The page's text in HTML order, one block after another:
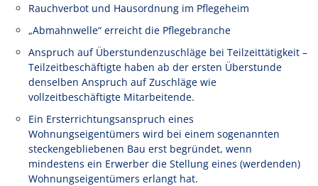
Rauchverbot und Hausordnung im Pflegeheim
„Abmahnwelle“ erreicht die Pflegebranche
Anspruch auf Überstundenzuschläge bei Teilzeittätigkeit –
Teilzeitbeschäftigte haben ab der ersten Überstunde
denselben Anspruch auf Zuschläge wie
vollzeitbeschäftigte Mitarbeitende.
Ein Ersterrichtungsanspruch eines
Wohnungseigentümers wird bei einem sogenannten
steckengebliebenen Bau erst begründet, wenn
mindestens ein Erwerber die Stellung eines (werdenden)
Wohnungseigentümers erlangt hat.